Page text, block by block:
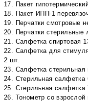
17. Пакет
18. Пакет ИПП-1
19. Перчатки смотровые
20. Перчатки
21. Салфетка спиртовая
22. Салфетка для
2 шт.
23. Салфетка стерильная
24. Стерильная салфетка
25. Стерильная салфетка
26. Тонометр со